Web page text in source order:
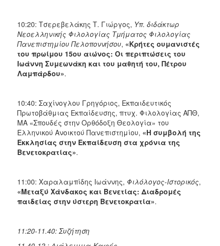
10:20: Τσερεβελάκης Τ. Γιώργος, Υπ. διδάκτωρ
Νεοελληνικής Φιλολογίας Τμήματος Φιλολογίας
Πανεπιστημίου Πελοποννήσου, «Κρήτες ουμανιστές
του πρωίμου 15ου αιώνος: Οι περιπτώσεις του
Ιωάννη Συμεωνάκη και του μαθητή του, Πέτρου
Λαμπάρδου».
10:40: Σαχίνογλου Γρηγόριος, Εκπαιδευτικός
Πρωτοβάθμιας Εκπαίδευσης, πτυχ. Φιλολογίας ΑΠΘ,
ΜΑ «Σπουδές στην Ορθόδοξη Θεολογία» του
Ελληνικού Ανοικτού Πανεπιστημίου, «Η συμβολή της
Εκκλησίας στην Εκπαίδευση στα χρόνια της
Βενετοκρατίας».
11:00: Χαραλαμπίδης Ιωάννης, Φιλόλογος-Ιστορικός,
«Μεταξύ Χάνδακος και Βενετίας: Διαδρομές
παιδείας στην ύστερη Βενετοκρατία».
11:20-11.40: Συζήτηση